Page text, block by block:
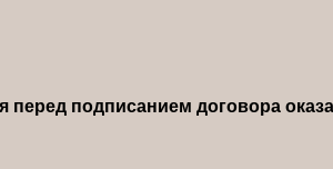
подписанием договора